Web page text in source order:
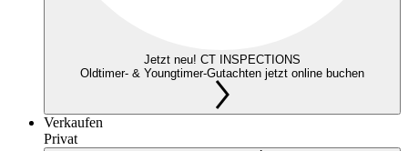
Jetzt neu! CT INSPECTIONS
Oldtimer- & Youngtimer-Gutachten jetzt online buchen
Verkaufen
Privat